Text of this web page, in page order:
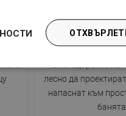
да
душовите врати
монтирани отдясно
лесно да
напаснат към
банята.